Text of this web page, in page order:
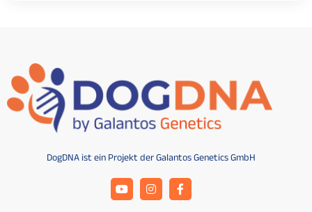
DogDNA ist ein Projekt der Galantos Genetics GmbH